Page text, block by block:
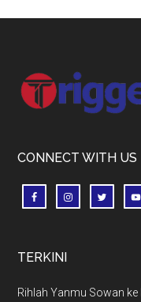
Footer
CONNECT WITH US
TERKINI
Rihlah Yanmu Sowan